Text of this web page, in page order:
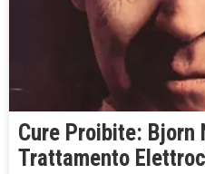
Cure Proibite: Bjorn
Trattamento